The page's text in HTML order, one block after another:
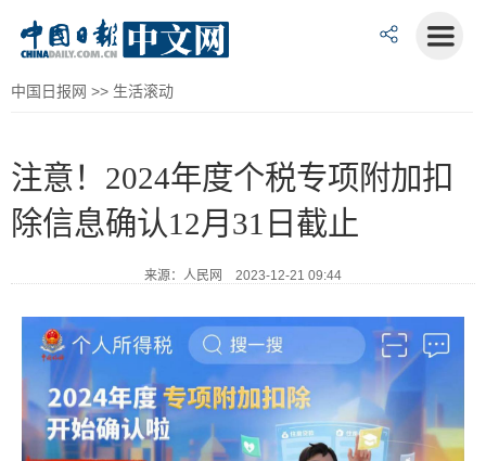
中国日报网 >> 生活滚动
注意！2024年度个税专项附加扣
除信息确认12月31日截止
来源：人民网 2023-12-21 09:44